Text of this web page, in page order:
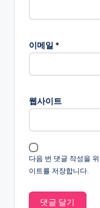
이메일 *
웹사이트
다음 번 댓글 작성을
이트를 저장합니다.